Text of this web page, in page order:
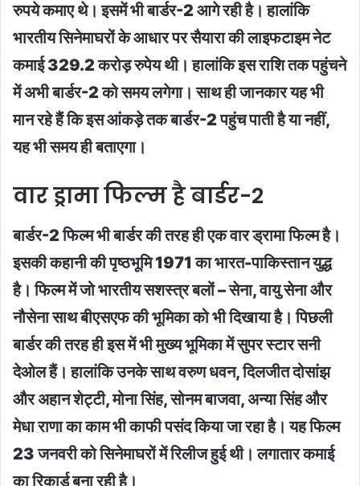
रुपये कमाए थे। इसमें भी बार्डर-2 आगे रही है। हालांकि
भारतीय सिनेमाघरों के आधार पर सैयारा की लाइफटाइम नेट
कमाई 329.2 करोड़ रुपेय थी। हालांकि इस राशि तक पहुंचने
में अभी बार्डर-2 को समय लगेगा। साथ ही जानकार यह भी
मान रहे हैं कि इस आंकड़े तक बार्डर-2 पहुंच पाती है या नहीं,
यह भी समय ही बताएगा।
वार ड्रामा फिल्म है बार्डर-2
बार्डर-2 फिल्म भी बार्डर की तरह ही एक वार ड्रामा फिल्म है।
इसकी कहानी की पृष्ठभूमि 1971 का भारत-पाकिस्तान युद्ध
है। फिल्म में जो भारतीय सशस्त्र बलों – सेना, वायु सेना और
नौसेना साथ बीएसएफ की भूमिका को भी दिखाया है। पिछली
बार्डर की तरह ही इस में भी मुख्य भूमिका में सुपर स्टार सनी
देओल हैं। हालांकि उनके साथ वरुण धवन, दिलजीत दोसांझ
और अहान शेट्टी, मोना सिंह, सोनम बाजवा, अन्या सिंह और
मेधा राणा का काम भी काफी पसंद किया जा रहा है। यह फिल्म
23 जनवरी को सिनेमाघरों में रिलीज हुई थी। लगातार कमाई
का रिकार्ड बना रही है।